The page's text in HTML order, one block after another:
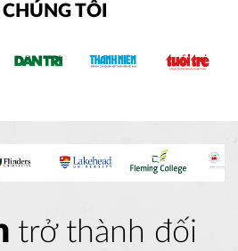
TÔI
trở thành đối